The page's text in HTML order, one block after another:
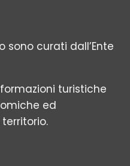
curati dall’Ente
turistiche
ed